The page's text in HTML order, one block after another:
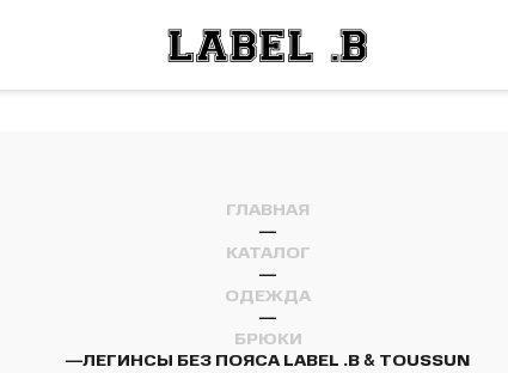
ГЛАВНАЯ
—
КАТАЛОГ
—
ОДЕЖДА
—
БРЮКИ
—ЛЕГИНСЫ БЕЗ ПОЯСА LABEL .B & TOUSSUN